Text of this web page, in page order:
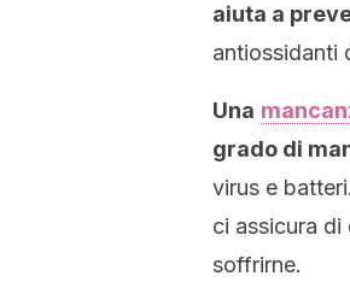
aiuta a
antiossidanti
Una
grado di
virus e
ci assicura di
soffrirne.